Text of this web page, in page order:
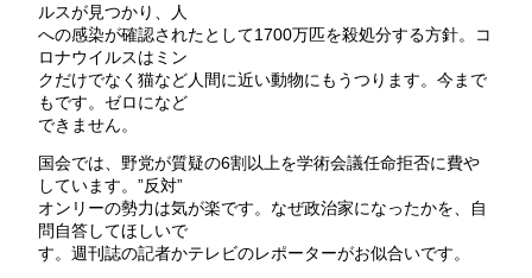
ルスが見つかり、人
への感染が確認されたとして1700万匹を殺処分する方針。コ
ロナウイルスはミン
クだけでなく猫など人間に近い動物にもうつります。今まで
もです。ゼロになど
できません。
国会では、野党が質疑の6割以上を学術会議任命拒否に費や
しています。”反対”
オンリーの勢力は気が楽です。なぜ政治家になったかを、自
問自答してほしいで
す。週刊誌の記者かテレビのレポーターがお似合いです。